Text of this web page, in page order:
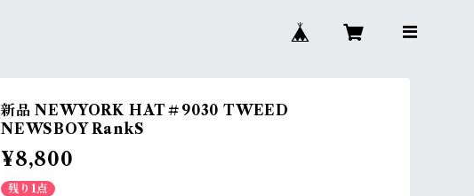
新品 NEWYORK HAT＃9030 TWEED
NEWSBOY RankS
¥8,800
残り1点